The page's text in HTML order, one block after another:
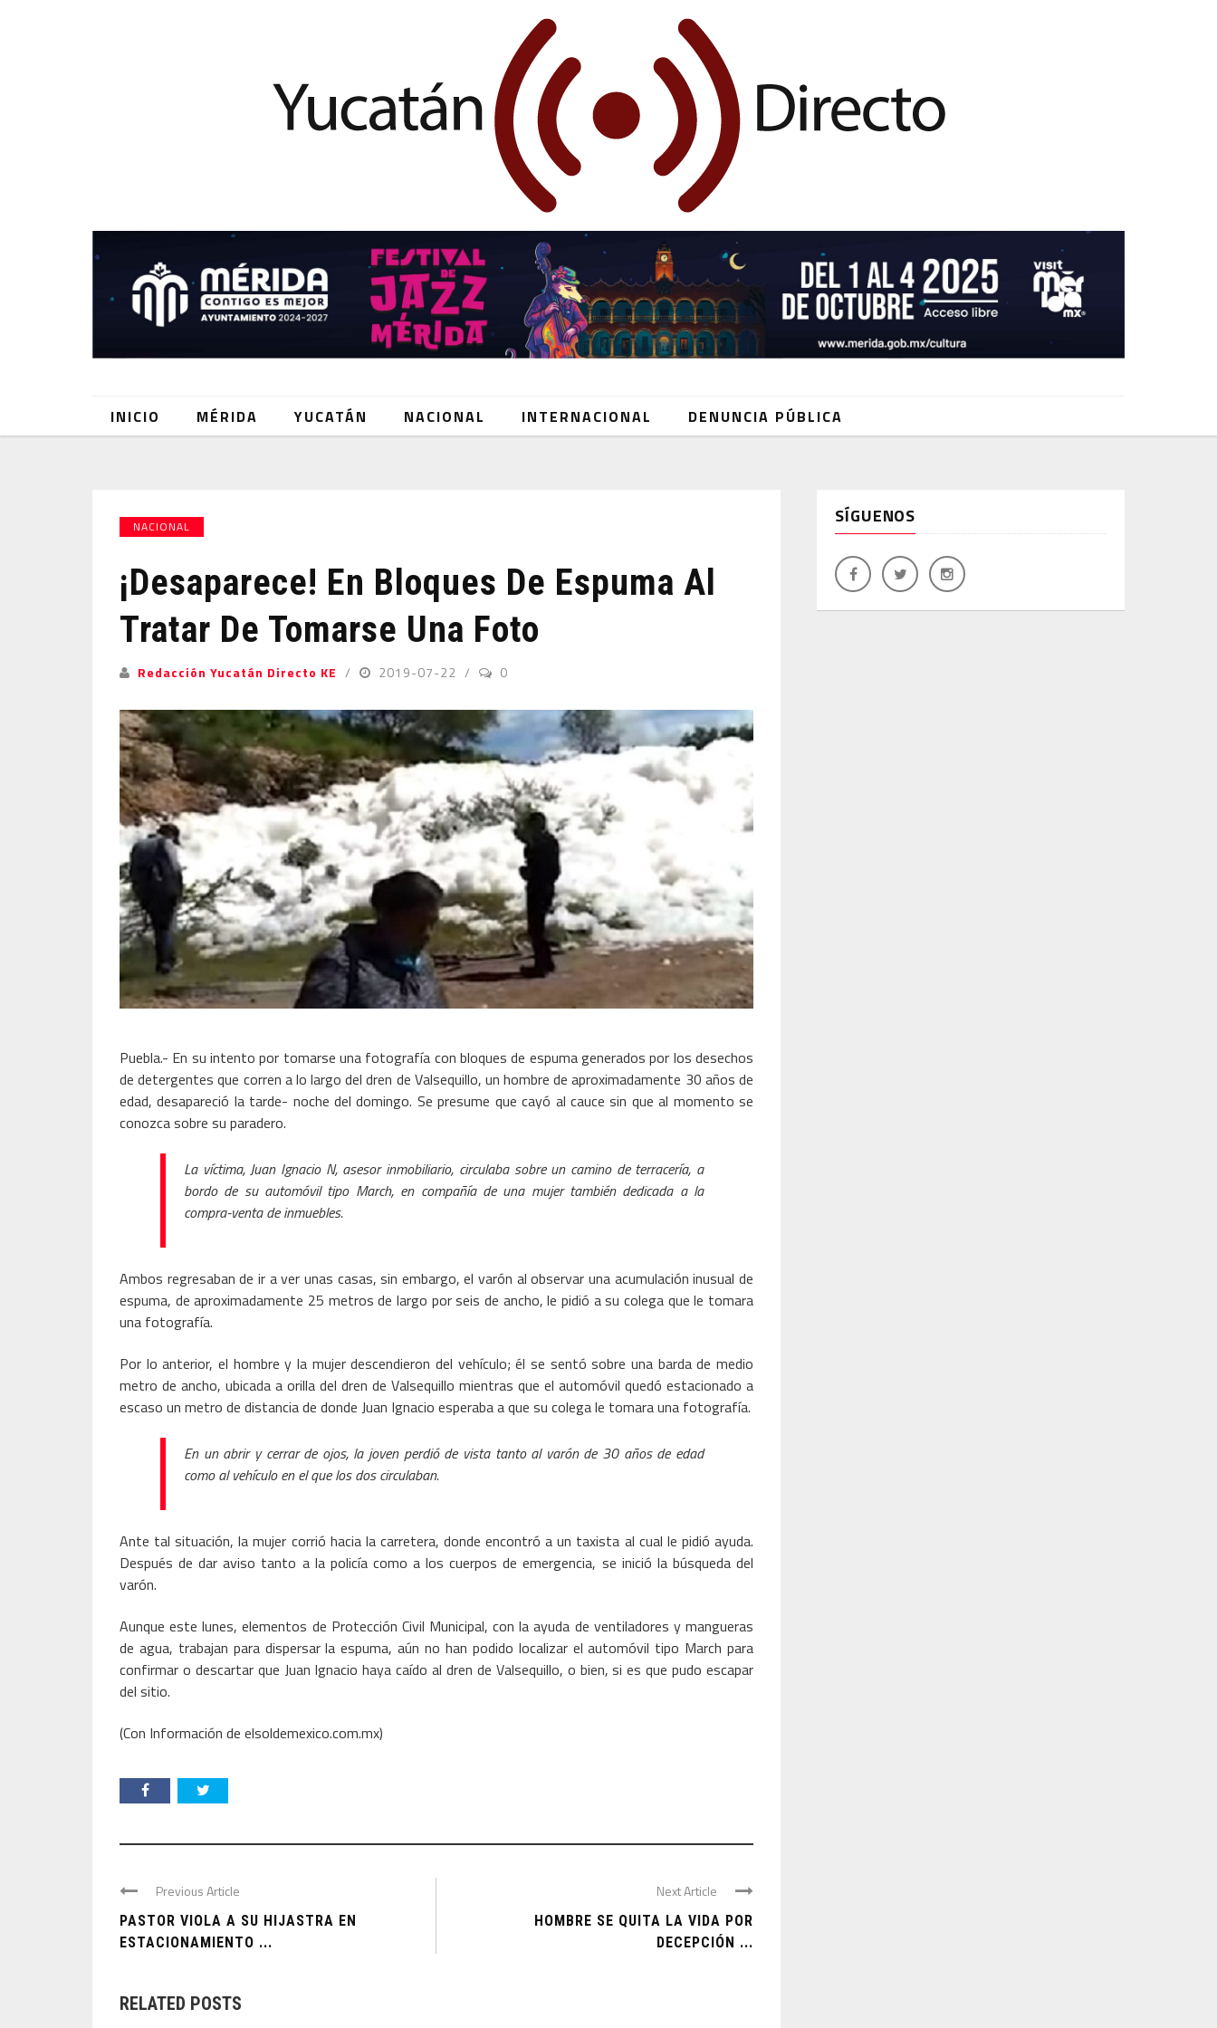
INICIO MÉRIDA YUCATÁN NACIONAL INTERNACIONAL DENUNCIA PÚBLICA
NACIONAL
¡Desaparece! En Bloques De Espuma Al
Tratar De Tomarse Una Foto
Redacción Yucatán Directo KE 2019-07-22 0
Puebla.- En su intento por tomarse una fotografía con bloques de espuma generados por los desechos
de detergentes que corren a lo largo del dren de Valsequillo, un hombre de aproximadamente 30 años de
edad, desapareció la tarde- noche del domingo. Se presume que cayó al cauce sin que al momento se
conozca sobre su paradero.
La víctima, Juan Ignacio N, asesor inmobiliario, circulaba sobre un camino de terracería, a
bordo de su automóvil tipo March, en compañía de una mujer también dedicada a la
compra-venta de inmuebles.
Ambos regresaban de ir a ver unas casas, sin embargo, el varón al observar una acumulación inusual de
espuma, de aproximadamente 25 metros de largo por seis de ancho, le pidió a su colega que le tomara
una fotografía.
Por lo anterior, el hombre y la mujer descendieron del vehículo; él se sentó sobre una barda de medio
metro de ancho, ubicada a orilla del dren de Valsequillo mientras que el automóvil quedó estacionado a
escaso un metro de distancia de donde Juan Ignacio esperaba a que su colega le tomara una fotografía.
En un abrir y cerrar de ojos, la joven perdió de vista tanto al varón de 30 años de edad
como al vehículo en el que los dos circulaban.
Ante tal situación, la mujer corrió hacia la carretera, donde encontró a un taxista al cual le pidió ayuda.
Después de dar aviso tanto a la policía como a los cuerpos de emergencia, se inició la búsqueda del
varón.
Aunque este lunes, elementos de Protección Civil Municipal, con la ayuda de ventiladores y mangueras
de agua, trabajan para dispersar la espuma, aún no han podido localizar el automóvil tipo March para
confirmar o descartar que Juan Ignacio haya caído al dren de Valsequillo, o bien, si es que pudo escapar
del sitio.
(Con Información de elsoldemexico.com.mx)
Previous Article
PASTOR VIOLA A SU HIJASTRA EN
ESTACIONAMIENTO ...
Next Article
HOMBRE SE QUITA LA VIDA POR
DECEPCIÓN ...
RELATED POSTS
SÍGUENOS